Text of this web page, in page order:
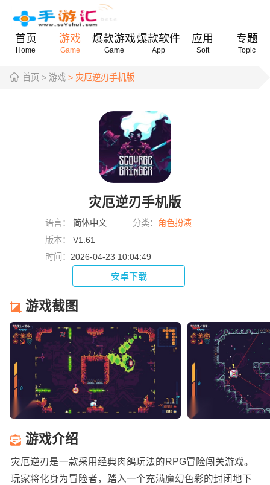
首页
Home
游戏
Game
爆款游戏
Game
爆款软件
App
应用
Soft
专题
Topic
首页 > 游戏 > 灾厄逆刃手机版
灾厄逆刃手机版
语言： 简体中文 分类： 角色扮演
版本：
V1.61
时间： 2026-04-23 10:04:49
安卓下载
游戏截图
游戏介绍
灾厄逆刃是一款采用经典肉鸽玩法的RPG冒险闯关游戏。
玩家将化身为冒险者，踏入一个充满魔幻色彩的封闭地下